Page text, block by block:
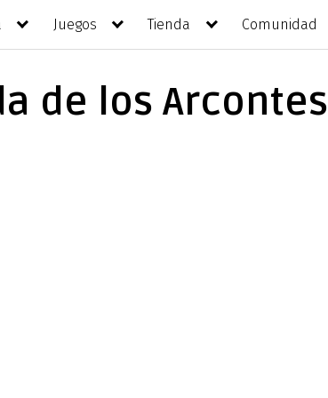
Juegos Tienda Comunidad
de los Arcontes